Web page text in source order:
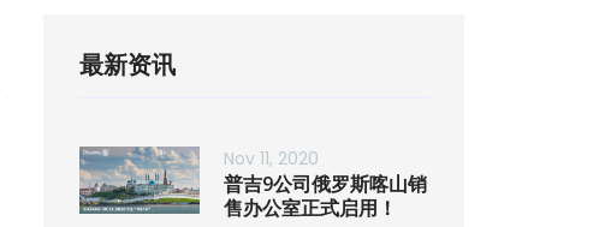
最新资讯
Nov 11, 2020
普吉9公司俄罗斯喀山销
售办公室正式启用！